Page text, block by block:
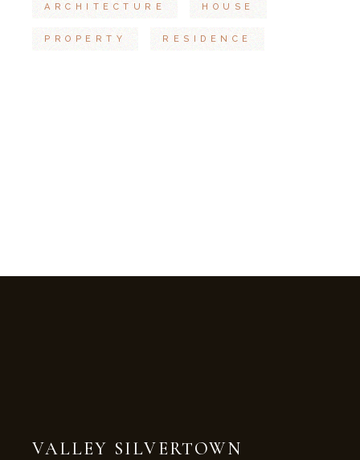
ARCHITECTURE HOUSE
PROPERTY RESIDENCE
VALLEY SILVERTOWN